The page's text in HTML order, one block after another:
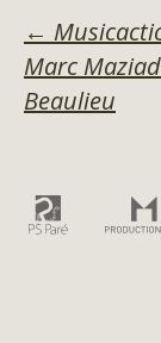
POST
←
Marc
Beaulieu